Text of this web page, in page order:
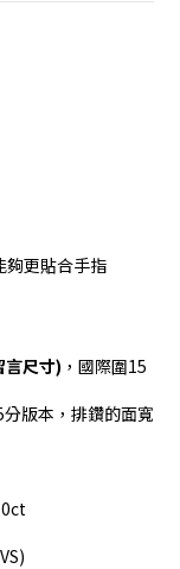
夠更貼合手指
言尺寸) ，國際圍15
版本，排鑽的面寬